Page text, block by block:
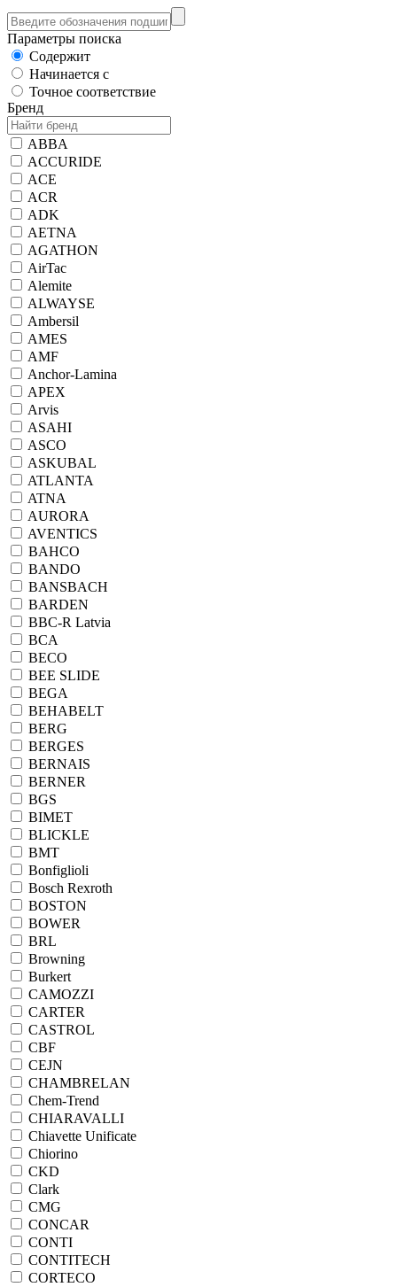
Параметры поиска
Содержит
Начинается с
Точное соответствие
Бренд
ABBA
ACCURIDE
ACE
ACR
ADK
AETNA
AGATHON
AirTac
Alemite
ALWAYSE
Ambersil
AMES
AMF
Anchor-Lamina
APEX
Arvis
ASAHI
ASCO
ASKUBAL
ATLANTA
ATNA
AURORA
AVENTICS
BAHCO
BANDO
BANSBACH
BARDEN
BBC-R Latvia
BCA
BECO
BEE SLIDE
BEGA
BEHABELT
BERG
BERGES
BERNAIS
BERNER
BGS
BIMET
BLICKLE
BMT
Bonfiglioli
Bosch Rexroth
BOSTON
BOWER
BRL
Browning
Burkert
CAMOZZI
CARTER
CASTROL
CBF
CEJN
CHAMBRELAN
Chem-Trend
CHIARAVALLI
Chiavette Unificate
Chiorino
CKD
Clark
CMG
CONCAR
CONTI
CONTITECH
CORTECO